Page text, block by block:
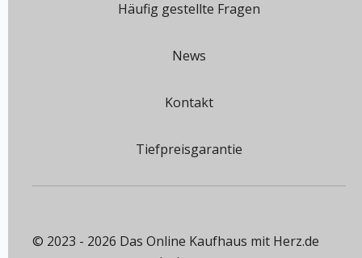
Häufig gestellte Fragen
News
Kontakt
Tiefpreisgarantie
© 2023 - 2026 Das Online Kaufhaus mit Herz.de